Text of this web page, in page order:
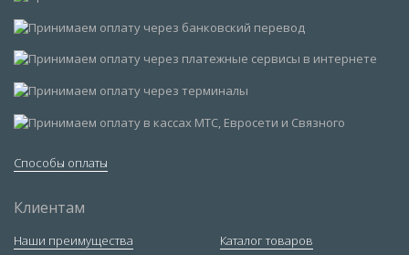
Способы оплаты
Клиентам
Наши преимущества
Каталог товаров